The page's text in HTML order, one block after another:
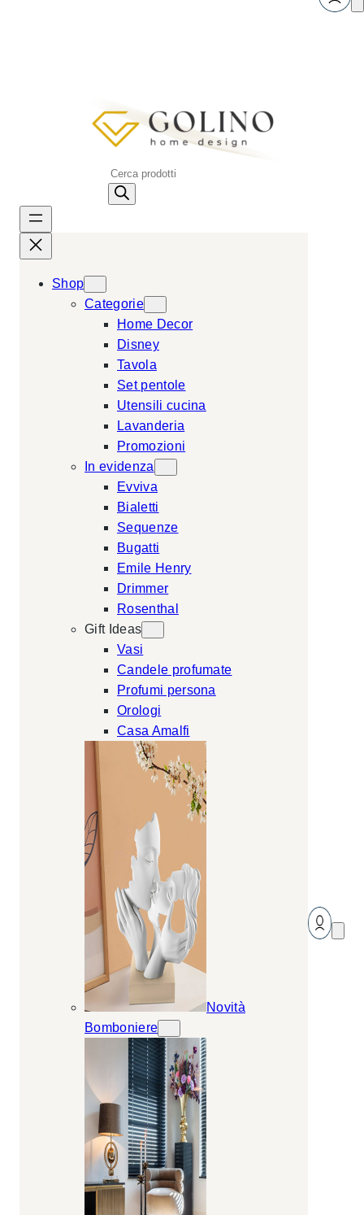
P
s
Shop
Categorie
Home Decor
Disney
Tavola
Set pentole
Utensili cucina
Lavanderia
Promozioni
In evidenza
Evviva
Bialetti
Sequenze
Bugatti
Emile Henry
Drimmer
Rosenthal
Gift Ideas
Vasi
Candele profumate
Profumi persona
Orologi
Casa Amalfi
Novità
Bomboniere